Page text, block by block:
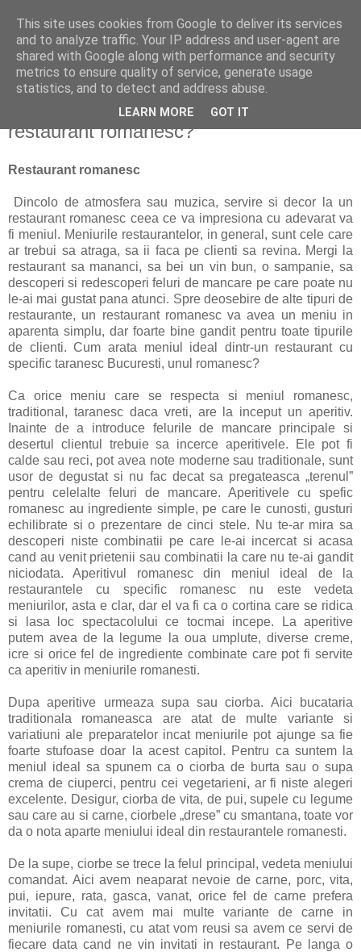
politically correct
duminică, 13 septembrie 2020
Cum arata un meniul ideal la un
restaurant romanesc?
Restaurant romanesc
Dincolo de atmosfera sau muzica, servire si decor la un
restaurant romanesc ceea ce va impresiona cu adevarat va
fi meniul. Meniurile restaurantelor, in general, sunt cele care
ar trebui sa atraga, sa ii faca pe clienti sa revina. Mergi la
restaurant sa mananci, sa bei un vin bun, o sampanie, sa
descoperi si redescoperi feluri de mancare pe care poate nu
le-ai mai gustat pana atunci. Spre deosebire de alte tipuri de
restaurante, un restaurant romanesc va avea un meniu in
aparenta simplu, dar foarte bine gandit pentru toate tipurile
de clienti. Cum arata meniul ideal dintr-un restaurant cu
specific taranesc Bucuresti, unul romanesc?
Ca orice meniu care se respecta si meniul romanesc,
traditional, taranesc daca vreti, are la inceput un aperitiv.
Inainte de a introduce felurile de mancare principale si
desertul clientul trebuie sa incerce aperitivele. Ele pot fi
calde sau reci, pot avea note moderne sau traditionale, sunt
usor de degustat si nu fac decat sa pregateasca „terenul”
pentru celelalte feluri de mancare. Aperitivele cu spefic
romanesc au ingrediente simple, pe care le cunosti, gusturi
echilibrate si o prezentare de cinci stele. Nu te-ar mira sa
descoperi niste combinatii pe care le-ai incercat si acasa
cand au venit prietenii sau combinatii la care nu te-ai gandit
niciodata. Aperitivul romanesc din meniul ideal de la
restaurantele cu specific romanesc nu este vedeta
meniurilor, asta e clar, dar el va fi ca o cortina care se ridica
si lasa loc spectacolului ce tocmai incepe. La aperitive
putem avea de la legume la oua umplute, diverse creme,
icre si orice fel de ingrediente combinate care pot fi servite
ca aperitiv in meniurile romanesti.
Dupa aperitive urmeaza supa sau ciorba. Aici bucataria
traditionala romaneasca are atat de multe variante si
variatiuni ale preparatelor incat meniurile pot ajunge sa fie
foarte stufoase doar la acest capitol. Pentru ca suntem la
meniul ideal sa spunem ca o ciorba de burta sau o supa
crema de ciuperci, pentru cei vegetarieni, ar fi niste alegeri
excelente. Desigur, ciorba de vita, de pui, supele cu legume
sau care au si carne, ciorbele „drese” cu smantana, toate vor
da o nota aparte meniului ideal din restaurantele romanesti.
De la supe, ciorbe se trece la felul principal, vedeta meniului
comandat. Aici avem neaparat nevoie de carne, porc, vita,
pui, iepure, rata, gasca, vanat, orice fel de carne prefera
invitatii. Cu cat avem mai multe variante de carne in
meniurile romanesti, cu atat vom reusi sa avem ce servi de
fiecare data cand ne vin invitati in restaurant. Pe langa o
This site uses cookies from Google to deliver its services
and to analyze traffic. Your IP address and user-agent are
shared with Google along with performance and security
metrics to ensure quality of service, generate usage
statistics, and to detect and address abuse.
LEARN MORE GOT IT